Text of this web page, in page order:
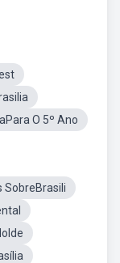
O 5º Ano
SobreBrasili